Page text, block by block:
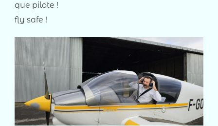
que pilote !
fly safe !